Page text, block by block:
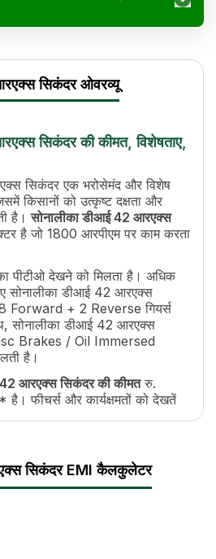
Mesh
+ 2 Reverse
kmph
PTO
Brakes / Oil Immersed Brakes
/ Power Steering
2080 MM
सिकंदर ओवरव्यू
सिकंदर की कीमत, विशेषताए,
सिकंदर एक भरोसेमंद और विशेष
किसानों को उत्कृष्ट दक्षता और
है।सोनालीका डीआई 42 आरएक्स
है जो 1800 आरपीएम पर काम करता
पीटीओ देखने को मिलता है। अधिक
सोनालीका डीआई 42 आरएक्स
Forward + 2 Reverse गियर्स
सोनालीका डीआई 42 आरएक्स
Brakes / Oil Immersed
है।
42 आरएक्स सिकंदर की कीमतरु.
फीचर्स और कार्यक्षमतों को देखतें
व्हील ड्राइव सिस्टम मिलता है।
साबित होता है क्योंकि इस व्हील
कृषि से जुड़े हर ज़रूरी कामों जैसे
फसलों की कटाई को अच्छे से कर
डीआई 42 आरएक्स सिकंदर सभी
सिकंदर EMI कैलकुलेटर